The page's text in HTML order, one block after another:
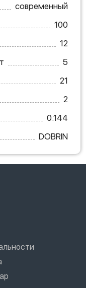
современный
100
12
5
21
2
0.144
DOBRIN